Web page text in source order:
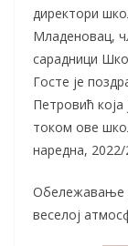
директори
Младеновац,
сарадници
Госте је
Петровић која
током ове
наредна, 2022/
Обележавање
веселој